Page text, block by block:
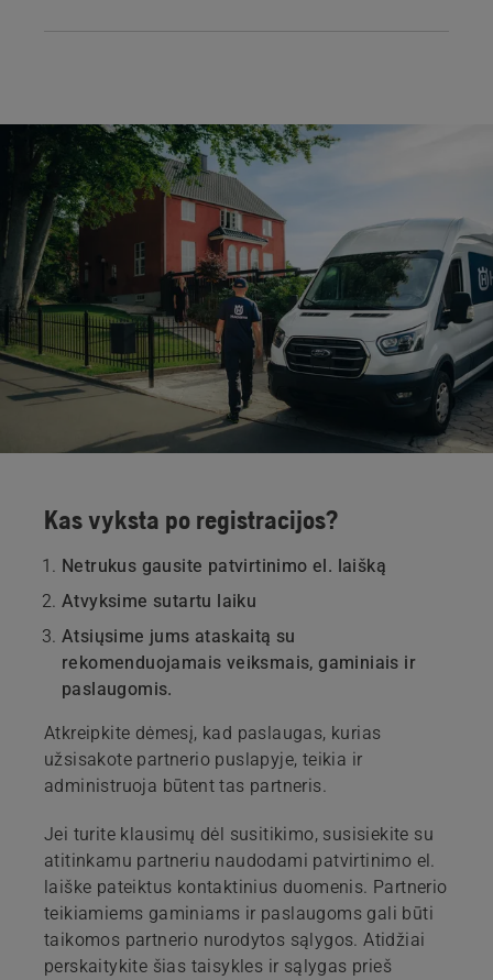
Kas vyksta po registracijos?
Netrukus gausite patvirtinimo el. laišką
Atvyksime sutartu laiku
Atsiųsime jums ataskaitą su
rekomenduojamais veiksmais, gaminiais ir
paslaugomis.
Atkreipkite dėmesį, kad paslaugas, kurias
užsisakote partnerio puslapyje, teikia ir
administruoja būtent tas partneris.
Jei turite klausimų dėl susitikimo, susisiekite su
atitinkamu partneriu naudodami patvirtinimo el.
laiške pateiktus kontaktinius duomenis. Partnerio
teikiamiems gaminiams ir paslaugoms gali būti
taikomos partnerio nurodytos sąlygos. Atidžiai
perskaitykite šias taisykles ir sąlygas prieš